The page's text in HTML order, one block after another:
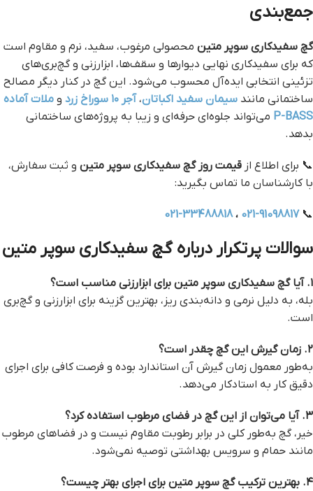
جمع‌بندی
گچ سفیدکاری سوپر متین محصولی مرغوب، سفید، نرم و مقاوم است
که برای سفیدکاری نهایی دیوارها و سقف‌ها، ابزارزنی و گچ‌بری‌های
تزئینی انتخابی ایده‌آل محسوب می‌شود. این گچ در کنار دیگر مصالح
ساختمانی مانند سیمان سفید اکباتان، آجر ۱۰ سوراخ زرد و ملات آماده
P-BASS می‌تواند جلوه‌ای حرفه‌ای و زیبا به پروژه‌های ساختمانی
بدهد.
📞 برای اطلاع از قیمت روز گچ سفیدکاری سوپر متین و ثبت سفارش،
با کارشناسان ما تماس بگیرید:
📞
021-91098817 ،021-33488818
سوالات پرتکرار درباره گچ سفیدکاری سوپر متین
۱. آیا گچ سفیدکاری سوپر متین برای ابزارزنی مناسب است؟
بله، به دلیل نرمی و دانه‌بندی ریز، بهترین گزینه برای ابزارزنی و گچ‌بری
است.
۲. زمان گیرش این گچ چقدر است؟
به‌طور معمول زمان گیرش آن استاندارد بوده و فرصت کافی برای اجرای
دقیق کار به استادکار می‌دهد.
۳. آیا می‌توان از این گچ در فضای مرطوب استفاده کرد؟
خیر، گچ به‌طور کلی در برابر رطوبت مقاوم نیست و در فضاهای مرطوب
مانند حمام و سرویس بهداشتی توصیه نمی‌شود.
۴. بهترین ترکیب گچ سوپر متین برای اجرای بهتر چیست؟